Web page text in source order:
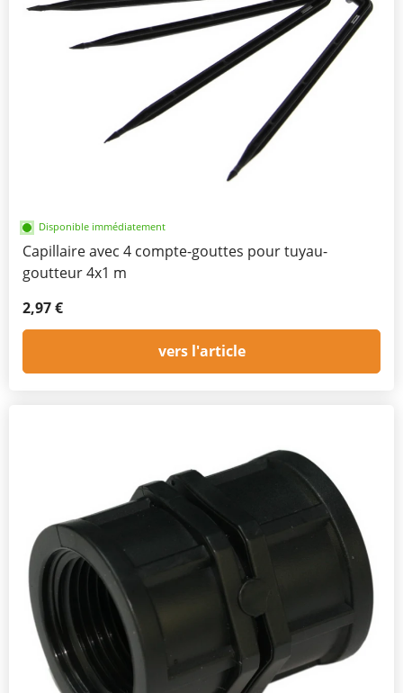
Disponible immédiatement
Capillaire avec 4 compte-gouttes pour tuyau-
goutteur 4x1 m
2,97 €
vers l'article